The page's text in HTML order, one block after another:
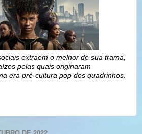
extraem o melhor de sua trama,
pelas quais originaram
era pré-cultura pop dos quadrinhos.